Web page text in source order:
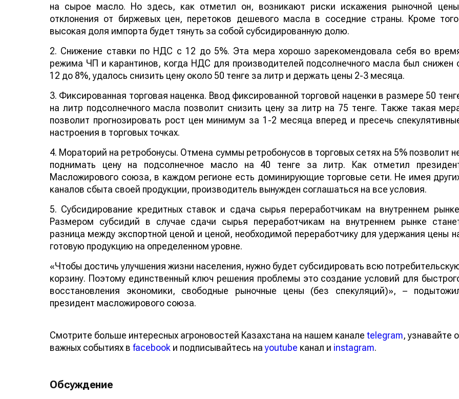
на сырое масло. Но здесь, как отметил он, возникают риски искажения рыночной
отклонения от биржевых цен, перетоков дешевого масла в соседние страны. Кроме
высокая доля импорта будет тянуть за собой субсидированную долю.
2. Снижение ставки по НДС с 12 до 5%. Эта мера хорошо зарекомендовала себя во
режима ЧП и карантинов, когда НДС для производителей подсолнечного масла был снижен
12 до 8%, удалось снизить цену около 50 тенге за литр и держать цены 2-3 месяца.
3. Фиксированная торговая наценка. Ввод фиксированной торговой наценки в размере 50
на литр подсолнечного масла позволит снизить цену за литр на 75 тенге. Также такая
позволит прогнозировать рост цен минимум за 1-2 месяца вперед и пресечь
настроения в торговых точках.
4. Мораторий на ретробонусы. Отмена суммы ретробонусов в торговых сетях на 5% позволит
поднимать цену на подсолнечное масло на 40 тенге за литр. Как отметил
Масложирового союза, в каждом регионе есть доминирующие торговые сети. Не имея
каналов сбыта своей продукции, производитель вынужден соглашаться на все условия.
5. Субсидирование кредитных ставок и сдача сырья переработчикам на внутреннем
Размером субсидий в случае сдачи сырья переработчикам на внутреннем рынке
разница между экспортной ценой и ценой, необходимой переработчику для удержания цены
готовую продукцию на определенном уровне.
«Чтобы достичь улучшения жизни населения, нужно будет субсидировать всю
корзину. Поэтому единственный ключ решения проблемы это создание условий для
восстановления экономики, свободные рыночные цены (без спекуляций)», –
президент масложирового союза.
Смотрите больше интересных агроновостей Казахстана на нашем канале telegram, узнавайте о
важных событиях в facebook и подписывайтесь наyoutube канал и instagram.
Обсуждение